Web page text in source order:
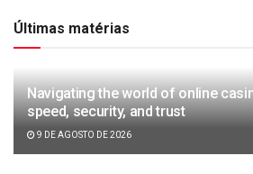
Últimas matérias
Navigating the world of online
speed, security, and trust
9 DE AGOSTO DE 2026